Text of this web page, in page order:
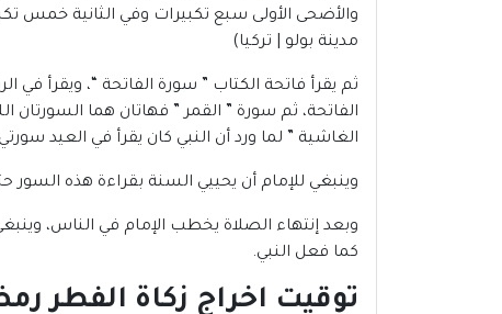
مدينة بولو | تركيا)
ثم يقرأ فاتحة الكتاب ” سورة الفاتحة “، ويقرأ في
الفاتحة، ثم سورة ” القمر ” فهاتان هما السورتان
الغاشية ” لما ورد أن النبي كان يقرأ في العيد سورتي ” الأعلى،
وينبغي للإمام أن يحييي السنة بقراءة هذه
وبعد إنتهاء الصلاة يخطب الإمام في الناس،
كما فعل النبي.
توقيت اخراج زكاة الفطر رمضان